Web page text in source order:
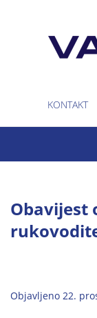
KONTAKT
Obavijest
Objavljeno 22.